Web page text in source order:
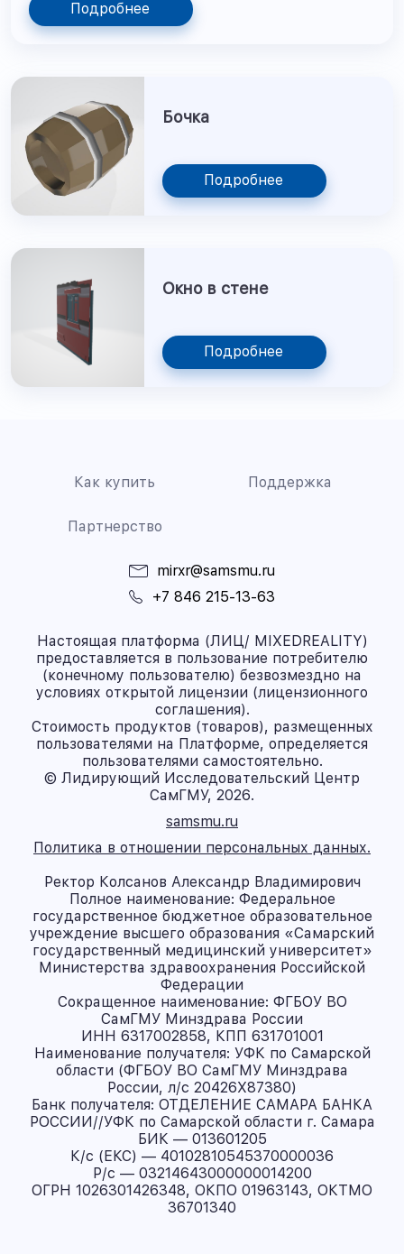
Подробнее
Бочка
Подробнее
Окно в стене
Подробнее
Как купить Поддержка
Партнерство
mirxr@samsmu.ru
+7 846 215-13-63
Настоящая платформа (ЛИЦ/ MIXEDREALITY)
предоставляется в пользование потребителю
(конечному пользователю) безвозмездно на
условиях открытой лицензии (лицензионного
соглашения).
Стоимость продуктов (товаров), размещенных
пользователями на Платформе, определяется
пользователями самостоятельно.
© Лидирующий Исследовательский Центр
СамГМУ, 2026.
samsmu.ru
Политика в отношении персональных данных.
Ректор Колсанов Александр Владимирович
Полное наименование: Федеральное
государственное бюджетное образовательное
учреждение высшего образования «Самарский
государственный медицинский университет»
Министерства здравоохранения Российской
Федерации
Сокращенное наименование: ФГБОУ ВО
СамГМУ Минздрава России
ИНН 6317002858, КПП 631701001
Наименование получателя: УФК по Самарской
области (ФГБОУ ВО СамГМУ Минздрава
России, л/с 20426X87380)
Банк получателя: ОТДЕЛЕНИЕ САМАРА БАНКА
РОССИИ//УФК по Самарской области г. Самара
БИК — 013601205
К/с (ЕКС) — 40102810545370000036
Р/с — 03214643000000014200
ОГРН 1026301426348, ОКПО 01963143, ОКТМО
36701340